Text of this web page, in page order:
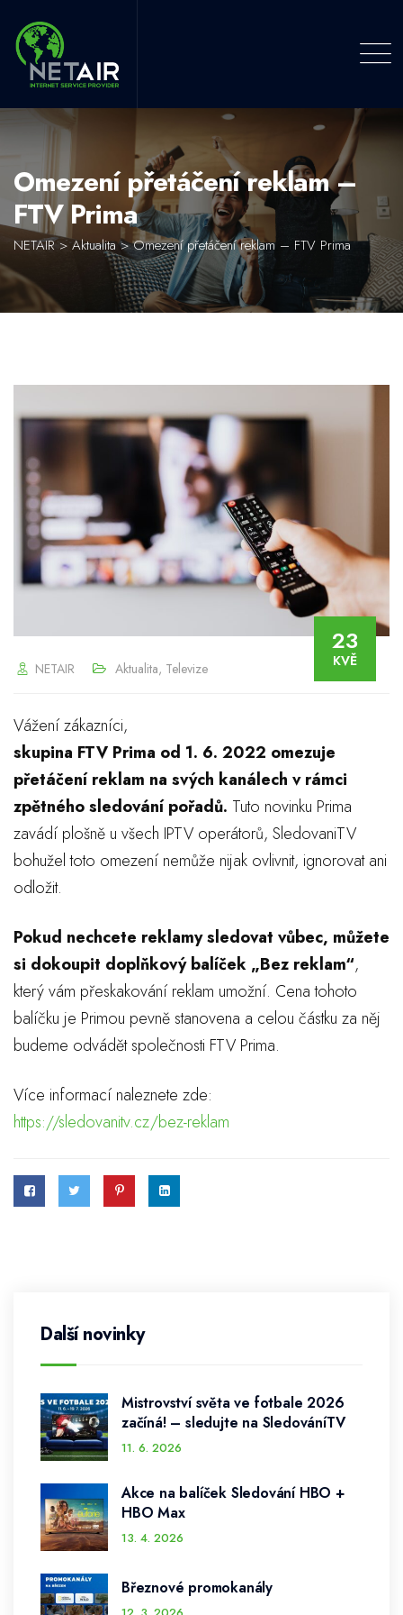
content
Omezení přetáčení reklam –
FTV Prima
NETAIR>Aktualita>Omezení přetáčení reklam – FTV Prima
23
KVĚ
NETAIR Aktualita, Televize
Vážení zákazníci,
skupina FTV Prima od 1. 6. 2022 omezuje
přetáčení reklam na svých kanálech v rámci
zpětného sledování pořadů. Tuto novinku Prima
zavádí plošně u všech IPTV operátorů, SledovaniTV
bohužel toto omezení nemůže nijak ovlivnit, ignorovat ani
odložit.
Pokud nechcete reklamy sledovat vůbec, můžete
si dokoupit doplňkový balíček „Bez reklam“,
který vám přeskakování reklam umožní. Cena tohoto
balíčku je Primou pevně stanovena a celou částku za něj
budeme odvádět společnosti FTV Prima.
Více informací naleznete zde:
https://sledovanitv.cz/bez-reklam
Další novinky
Mistrovství světa ve fotbale 2026
začíná! – sledujte na SledováníTV
11. 6. 2026
Akce na balíček Sledování HBO +
HBO Max
13. 4. 2026
Březnové promokanály